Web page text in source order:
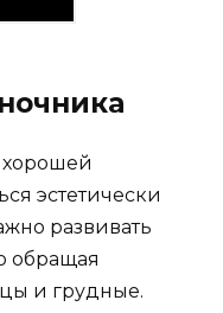
хорошей
эстетически
развивать
обращая
и грудные.